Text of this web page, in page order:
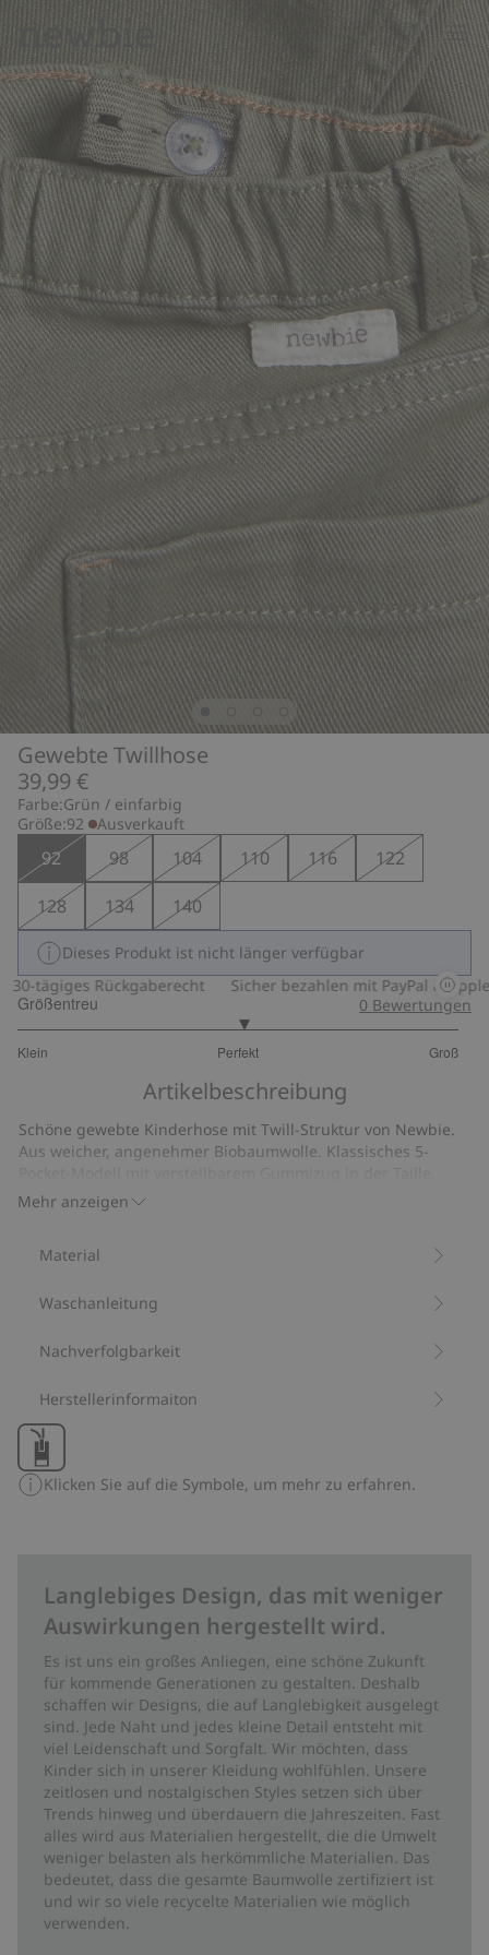
Gewebte Twillhose
39,99 €
Farbe:Grün / einfarbig
Größe:92 Ausverkauft
92 98 104 110 116
122
128
134 140
Dieses Produkt ist nicht länger verfügbar
tägiges Rückgaberecht
Sicher bezahlen mit PayPal & Apple
Größentreu
Klein Perfekt Groß
von
42
Bewertungen
0 Bewertungen
Artikelbeschreibung
Mehr anzeigen
Schöne gewebte Kinderhose mit Twill-Struktur von Newbie.
Aus weicher, angenehmer Biobaumwolle. Klassisches 5-
Knopf und Hosenschlitz vorne.
Mit 98 % Biobaumwolle.
Bio-Baumwolle –GOTS
Material
Waschanleitung
Nachverfolgbarkeit
Herstellerinformaiton
Klicken Sie auf die Symbole, um mehr zu erfahren.
Langlebiges Design, das mit weniger
Auswirkungen hergestellt wird.
Es ist uns ein großes Anliegen, eine schöne Zukunft
für kommende Generationen zu gestalten. Deshalb
schaffen wir Designs, die auf Langlebigkeit ausgelegt
sind. Jede Naht und jedes kleine Detail entsteht mit
viel Leidenschaft und Sorgfalt. Wir möchten, dass
Kinder sich in unserer Kleidung wohlfühlen. Unsere
zeitlosen und nostalgischen Styles setzen sich über
Trends hinweg und überdauern die Jahreszeiten. Fast
alles wird aus Materialien hergestellt, die die Umwelt
weniger belasten als herkömmliche Materialien. Das
bedeutet, dass die gesamte Baumwolle zertifiziert ist
und wir so viele recycelte Materialien wie möglich
verwenden.